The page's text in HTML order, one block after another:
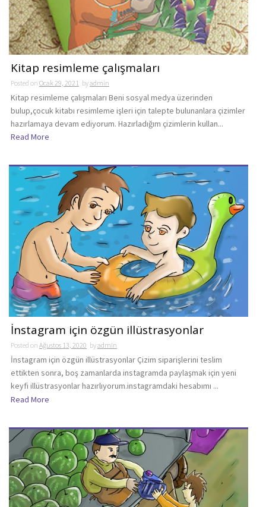
Kitap resimleme çalışmaları
Posted on Ocak 29, 2021 byadmin
Kitap resimleme çalışmaları Beni sosyal medya üzerinden
bulup,çocuk kitabı resimleme işleri için talepte bulunanlara çizimler
hazırlamaya devam ediyorum. Hazırladığım çizimlerin kullan...
Read More
İnstagram için özgün illüstrasyonlar
Posted on Ağustos 13, 2020 byadmin
İnstagram için özgün illüstrasyonlar Çizim siparişlerini teslim
ettikten sonra, boş zamanlarda instagramda paylaşmak için yeni
keyfi illüstrasyonlar hazırlıyorum.instagramdaki hesabımı ...
Read More